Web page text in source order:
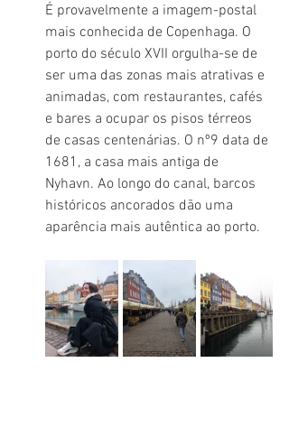
É provavelmente a imagem-postal
mais conhecida de Copenhaga. O
porto do século XVII orgulha-se de
ser uma das zonas mais atrativas e
animadas, com restaurantes, cafés
e bares a ocupar os pisos térreos
de casas centenárias. O nº9 data de
1681, a casa mais antiga de
Nyhavn. Ao longo do canal, barcos
históricos ancorados dão uma
aparência mais autêntica ao porto.